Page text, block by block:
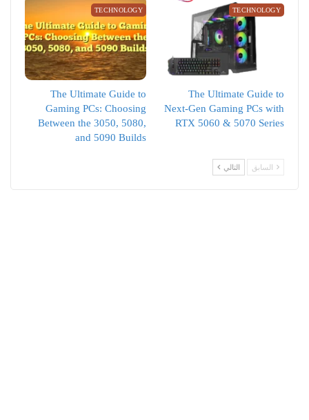
TECHNOLOGY
The Ultimate Guide to
Next-Gen Gaming PCs with
RTX 5060 & 5070 Series
TECHNOLOGY
The Ultimate Guide to
Gaming PCs: Choosing
Between the 3050, 5080,
and 5090 Builds
السابق التالي